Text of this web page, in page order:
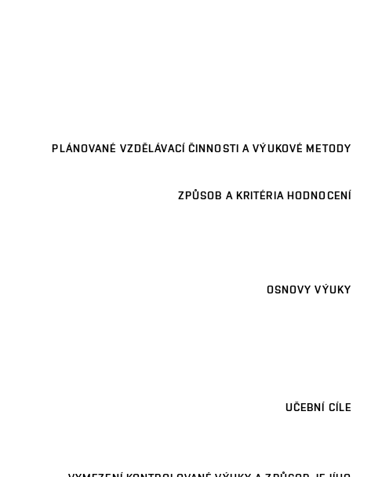
PLÁNOVANÉ VZDĚLÁVACÍ ČINNOSTI A VÝUKOVÉ METODY
ZPŮSOB A KRITÉRIA HODNOCENÍ
OSNOVY VÝUKY
UČEBNÍ CÍLE